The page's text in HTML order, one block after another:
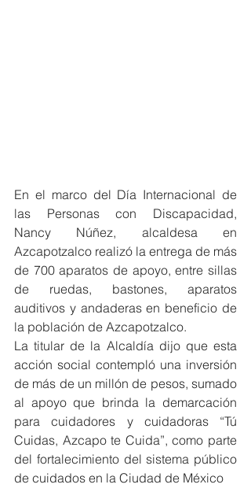
En el marco del Día Internacional de
las Personas con Discapacidad,
Nancy Núñez, alcaldesa en
Azcapotzalco realizó la entrega de más
de 700 aparatos de apoyo, entre sillas
de ruedas, bastones, aparatos
auditivos y andaderas en beneficio de
la población de Azcapotzalco.
La titular de la Alcaldía dijo que esta
acción social contempló una inversión
de más de un millón de pesos, sumado
al apoyo que brinda la demarcación
para cuidadores y cuidadoras “Tú
Cuidas, Azcapo te Cuida”, como parte
del fortalecimiento del sistema público
de cuidados en la Ciudad de México